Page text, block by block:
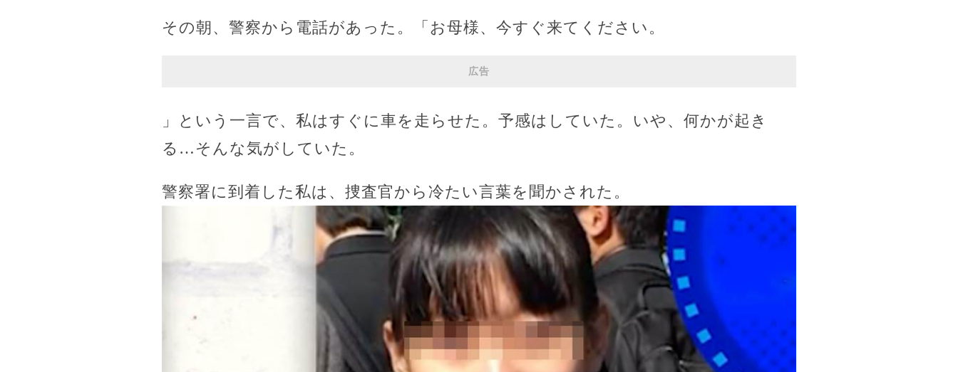
その朝、警察から電話があった。「お母様、今すぐ来てください。
広告
」という一言で、私はすぐに車を走らせた。予感はしていた。いや、何かが起き
る…そんな気がしていた。
警察署に到着した私は、捜査官から冷たい言葉を聞かされた。